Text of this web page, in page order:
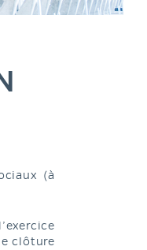
(à
clôture